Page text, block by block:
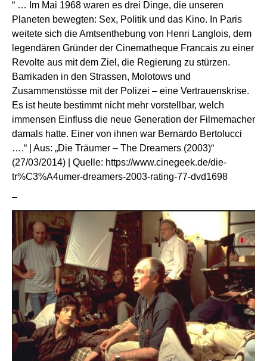
“ … Im Mai 1968 waren es drei Dinge, die unseren
Planeten bewegten: Sex, Politik und das Kino. In Paris
weitete sich die Amtsenthebung von Henri Langlois, dem
legendären Gründer der Cinematheque Francais zu einer
Revolte aus mit dem Ziel, die Regierung zu stürzen.
Barrikaden in den Strassen, Molotows und
Zusammenstösse mit der Polizei – eine Vertrauenskrise.
Es ist heute bestimmt nicht mehr vorstellbar, welch
immensen Einfluss die neue Generation der Filmemacher
damals hatte. Einer von ihnen war Bernardo Bertolucci
….“ | Aus: „Die Träumer – The Dreamers (2003)“
(27/03/2014) | Quelle: https://www.cinegeek.de/die-
tr%C3%A4umer-dreamers-2003-rating-77-dvd1698
–